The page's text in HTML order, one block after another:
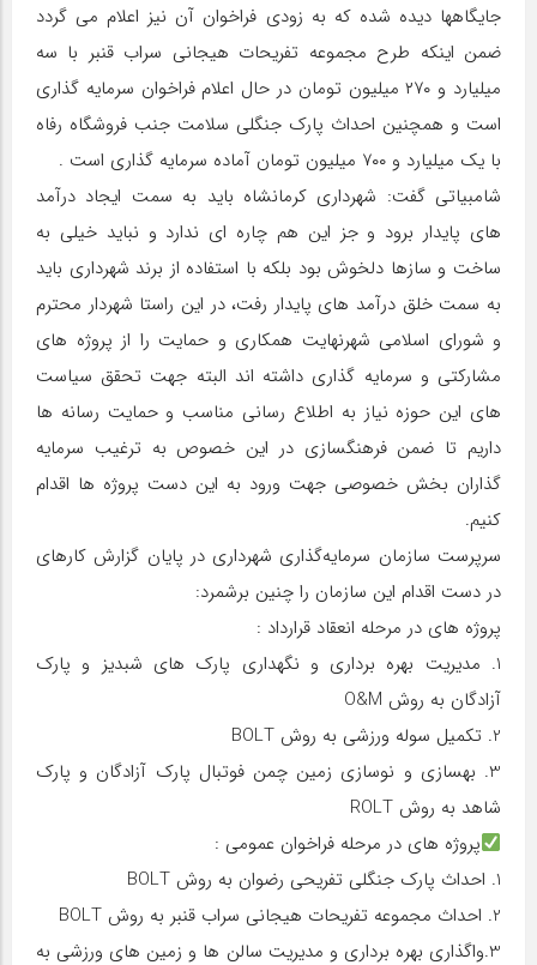
جایگاهها دیده شده که به زودی فراخوان آن نیز اعلام می گردد
ضمن اینکه طرح مجموعه تفریحات هیجانی سراب قنبر با سه
میلیارد و ۲۷۰ میلیون تومان در حال اعلام فراخوان سرمایه گذاری
است و همچنین احداث پارک جنگلی سلامت جنب فروشگاه رفاه
با یک میلیارد و ۷۰۰ میلیون تومان آماده سرمایه گذاری است .
شامبیاتی گفت: شهرداری کرمانشاه باید به سمت ایجاد درآمد
های پایدار برود و جز این هم چاره ای ندارد و نباید خیلی به
ساخت و سازها دلخوش بود بلکه با استفاده از برند شهرداری باید
به سمت خلق درآمد های پایدار رفت، در این راستا شهردار محترم
و شورای اسلامی شهرنهایت همکاری و حمایت را از پروژه های
مشارکتی و سرمایه گذاری داشته اند البته جهت تحقق سیاست
های این حوزه نیاز به اطلاع رسانی مناسب و حمایت رسانه ها
داریم تا ضمن فرهنگسازی در این خصوص به ترغیب سرمایه
گذاران بخش خصوصی جهت ورود به این دست پروژه ها اقدام
کنیم.
سرپرست سازمان سرمایه‌گذاری شهرداری در پایان گزارش کارهای
در دست اقدام این سازمان را چنین برشمرد:
پروژه های در مرحله انعقاد قرارداد :
1. مدیریت بهره برداری و نگهداری پارک های شبدیز و پارک
آزادگان به روش O&M
2. تکمیل سوله ورزشی به روش BOLT
3. بهسازی و نوسازی زمین چمن فوتبال پارک آزادگان و پارک
شاهد به روش ROLT
پروژه های در مرحله فراخوان عمومی :
1. احداث پارک جنگلی تفریحی رضوان به روش BOLT
2. احداث مجموعه تفریحات هیجانی سراب قنبر به روش BOLT
3.واگذاری بهره برداری و مدیریت سالن ها و زمین های ورزشی به